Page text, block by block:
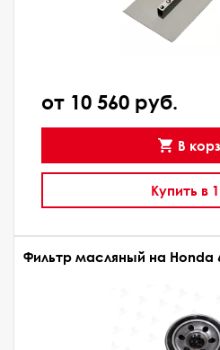
от 10 560 руб.
В
Купить в
Фильтр масляный на Honda